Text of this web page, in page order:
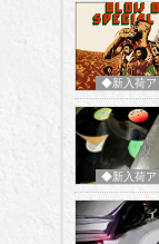
◆新入荷ア
◆新入荷ア